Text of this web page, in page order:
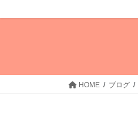
ス
ン
HOME ブログ